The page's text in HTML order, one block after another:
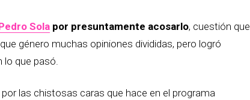
Sola por presuntamente acosarlo, cuestión que
género muchas opiniones divididas, pero logró
lo que pasó.
las chistosas caras que hace en el programa